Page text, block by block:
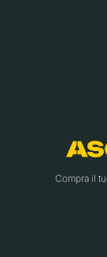
Compra il